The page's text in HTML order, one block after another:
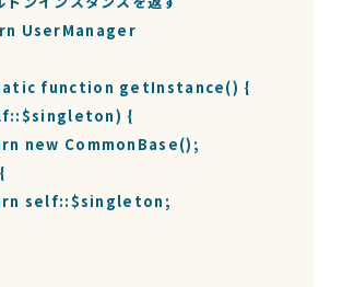
UserManager
function getInstance() {
{
new CommonBase();
self::$singleton;